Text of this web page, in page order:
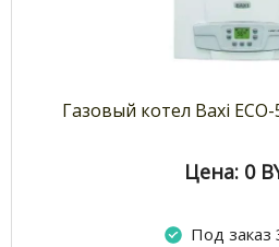
Газовый котел Baxi
Цена: 0
Под заказ